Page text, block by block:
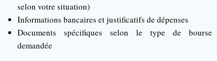
selon votre situation)
Informations bancaires et justificatifs de dépenses
Documents spécifiques selon le type de bourse
demandée